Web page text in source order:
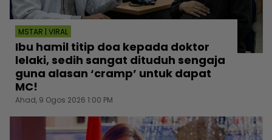
MSTAR | VIRAL
Ibu hamil titip doa kepada doktor
lelaki, sedih sangat dituduh sengaja
guna alasan ‘cramp’ untuk dapat
MC!
Ahad, 9 Ogos 2026 1:00 PM